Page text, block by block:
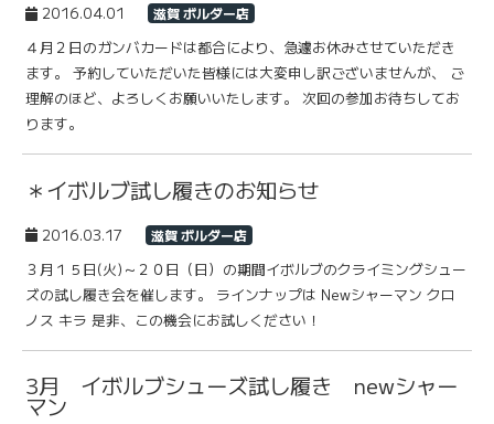
2016.04.01 滋賀 ボルダー店
４月２日のガンバカードは都合により、急遽お休みさせていただき
ます。 予約していただいた皆様には大変申し訳ございませんが、 ご
理解のほど、よろしくお願いいたします。 次回の参加お待ちしてお
ります。
＊イボルブ試し履きのお知らせ
2016.03.17 滋賀 ボルダー店
３月１５日(火)～２０日（日）の期間イボルブのクライミングシュー
ズの試し履き会を催します。 ラインナップは Newシャーマン クロ
ノス キラ 是非、この機会にお試しください！
3月 イボルブシューズ試し履き newシャー
マン